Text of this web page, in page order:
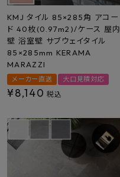
KMJ タイル 85×285角 アコー
ド 40枚(0.97m2)/ケース 屋内
壁 浴室壁 サブウェイタイル
85×285mm KERAMA
MARAZZI
メーカー直送 大口見積対応
¥8,140 税込